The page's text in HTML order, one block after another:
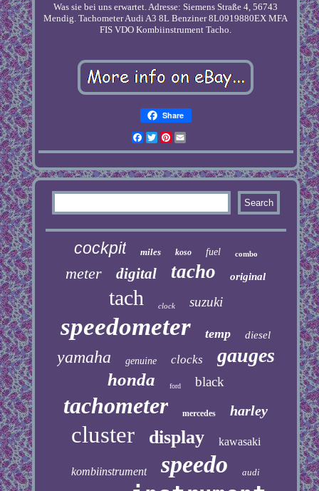
Was sie bei uns erwartet. Adresse: Siemens Straße 4, 56743
Mendig. Tachometer Audi A3 8L Benziner 8L0919880EX MFA
FIS VDO Kombiinstrument Tacho.
Share
Facebook
TwitterPinterest
cockpit miles koso fuel combo
meter digital tacho original
tach clock suzuki
speedometer temp diesel
yamaha genuine clocks gauges
honda ford black
tachometer mercedes harley
cluster display kawasaki
kombiinstrument speedo audi